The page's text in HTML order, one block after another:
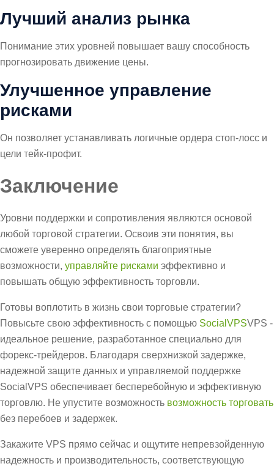
Лучший анализ рынка
Понимание этих уровней повышает вашу способность
прогнозировать движение цены.
Улучшенное управление
рисками
Он позволяет устанавливать логичные ордера стоп-лосс и
цели тейк-профит.
Заключение
Уровни поддержки и сопротивления являются основой
любой торговой стратегии. Освоив эти понятия, вы
сможете уверенно определять благоприятные
возможности, управляйте рисками эффективно и
повышать общую эффективность торговли.
Готовы воплотить в жизнь свои торговые стратегии?
Повысьте свою эффективность с помощью SocialVPSVPS -
идеальное решение, разработанное специально для
форекс-трейдеров. Благодаря сверхнизкой задержке,
надежной защите данных и управляемой поддержке
SocialVPS обеспечивает бесперебойную и эффективную
торговлю. Не упустите возможность возможность торговать
без перебоев и задержек.
Закажите VPS прямо сейчас и ощутите непревзойденную
надежность и производительность, соответствующую